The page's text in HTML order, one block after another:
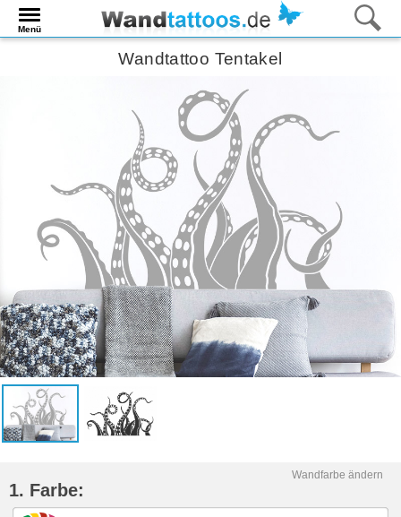
Menü
Wandtattoo Tentakel
Wandfarbe ändern
1. Farbe: